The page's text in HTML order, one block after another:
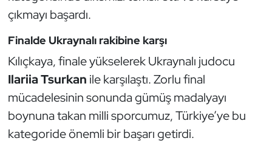
çıkmayı başardı.
Finalde Ukraynalı rakibine karşı
Kılıçkaya, finale yükselerek Ukraynalı judocu
Ilariia Tsurkan ile karşılaştı. Zorlu final
mücadelesinin sonunda gümüş madalyayı
boynuna takan milli sporcumuz, Türkiye’ye bu
kategoride önemli bir başarı getirdi.
Futsal
Genel
Golf
Güreş
Halter